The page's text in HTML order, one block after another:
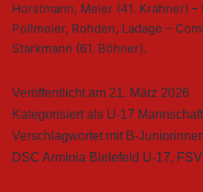
Horstmann, Meier (41. Krahner) –
Pollmeier, Rohden, Ladage –
Starkmann (61. Böhner).
Veröffentlicht am 21. März 2026
Kategorisiert als U-17
Verschlagwortet mit B-
DSC Arminia Bielefeld U-17,